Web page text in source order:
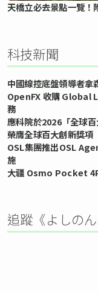
天橋立必去景點一覽！
科技新聞
中國線控底盤領導者拿
OpenFX 收購 Global
務
應科院於2026「全球
榮膺全球百大創新獎項
OSL集團推出OSL
施
大疆 Osmo Pocket
追蹤《よしの